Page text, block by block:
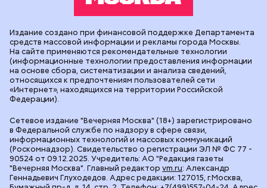
Сетевое издание "Вечерняя Москва" (18+) зарегистрировано
в Федеральной службе по надзору в сфере связи,
информационных технологий и массовых коммуникаций
(Роскомнадзор). Свидетельство о регистрации ЭЛ № ФС 77 -
90524 от 09.12.2025. Учредитель: АО "Редакция газеты
"Вечерняя Москва". Главный редактор vm.ru: Александр
Геннадьевич Глуходедов. Адрес редакции: 127015, г.Москва,
Издание создано при финансовой поддержке Департамента
средств массовой информации и рекламы города Москвы.
На сайте применяются рекомендательные технологии
(информационные технологии предоставления информации
на основе сбора, систематизации и анализа сведений,
относящихся к предпочтениям пользователей сети
«Интернет», находящихся на территории Российской
Федерации).